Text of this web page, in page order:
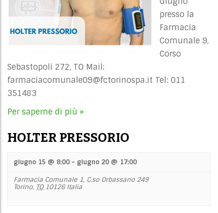
presso la
Farmacia
Comunale 9,
Corso
Sebastopoli 272, TO Mail:
farmaciacomunale09@fctorinospa.it Tel: 011
351483
Per saperne di più »
HOLTER PRESSORIO
giugno 15 @ 8:00 - giugno 20 @ 17:00
Farmacia Comunale 1, C.so Orbassano 249
Torino, TO 10126 Italia